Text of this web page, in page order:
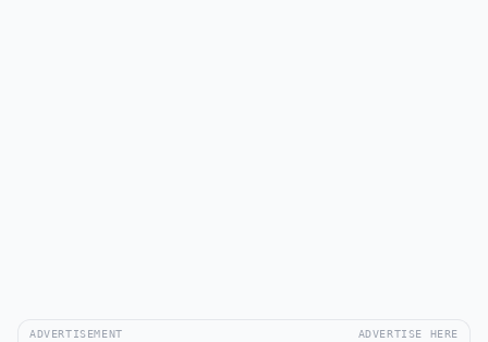
ADVERTISEMENT ADVERTISE HERE